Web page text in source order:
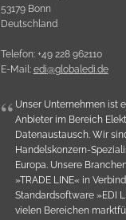
53179 Bonn
Deutschland
Telefon: +49 228 962110
E-Mail: edi@globa ledi.de
Unser Unternehmen ist
Anbieter im Bereich
Datenaustausch. Wir
Handelskonzern-
Europa. Unsere
»TRADE LINE« in
Standardsoftware »EDI
vielen Bereichen